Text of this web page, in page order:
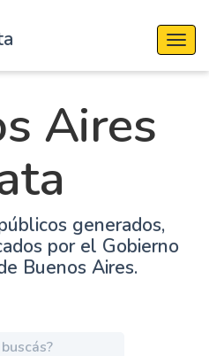
Aires
generados,
por el Gobierno
Buenos Aires.